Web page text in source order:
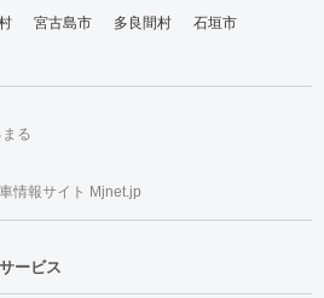
宮古島市 多良間村
石垣市
る
情報サイト Mjnet.jp
ービス